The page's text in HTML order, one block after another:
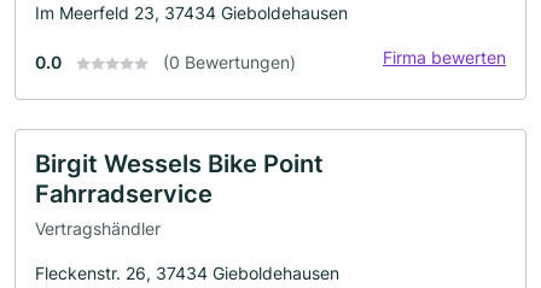
Im Meerfeld 23, 37434 Gieboldehausen
0.0 (0 Bewertungen) Firma bewerten
Birgit Wessels Bike Point
Fahrradservice
Vertragshändler
Fleckenstr. 26, 37434 Gieboldehausen